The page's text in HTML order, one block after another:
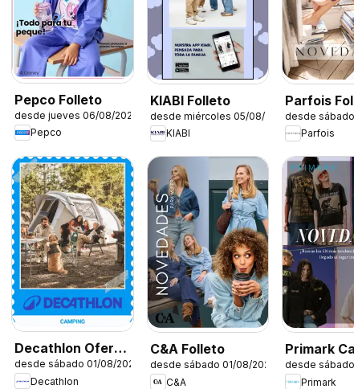
Pepco Folleto
desde jueves 06/08/2026
Pepco
KIABI Folleto
desde miércoles 05/08/2026
KIABI
Parfois
desde
Parfois
Decathlon Oferta
estacional
desde sábado 01/08/2026
Decathlon
C&A Folleto
desde sábado 01/08/2026
C&A
Primark
desde
Primark